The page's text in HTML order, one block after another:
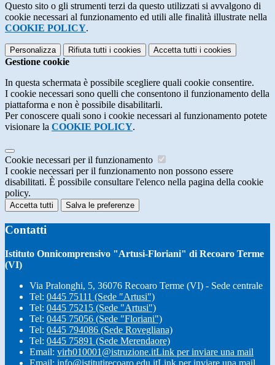
Questo sito o gli strumenti terzi da questo utilizzati si avvalgono di
cookie necessari al funzionamento ed utili alle finalità illustrate nella
COOKIE POLICY.
Personalizza Rifiuta tutti i cookies Accetta tutti i cookies
Gestione cookie
In questa schermata è possibile scegliere quali cookie consentire.
I cookie necessari sono quelli che consentono il funzionamento della
piattaforma e non è possibile disabilitarli.
Per conoscere quali sono i cookie necessari al funzionamento potete
visionare la COOKIE POLICY.
Cookie necessari per il funzionamento
I cookie necessari per il funzionamento non possono essere
disabilitati. È possibile consultare l'elenco nella pagina della cookie
policy.
Accetta tutti Salva le preferenze
Contatti
Istituto Onnicomprensivo "Artusi-Floriani" di Recoaro Terme
(VI)
Via Pralonghi, 5, 36076 Recoaro Terme (VI) - Sede centrale
Tel: 0445 75111 (Sede "Artusi")
Tel: 0445 75215 (Sede "Artusi")
Tel: 0445 75056 (Sede "Floriani")
Tel: 0445 794086 (Sede Rovegliana)
Tel: 0445 75891 (Sede Merendaore)
Email: virh010001@istruzione.itLink per inviare una mail
Email: info@istitutirecoaro.edu.itLink per inviare una mail